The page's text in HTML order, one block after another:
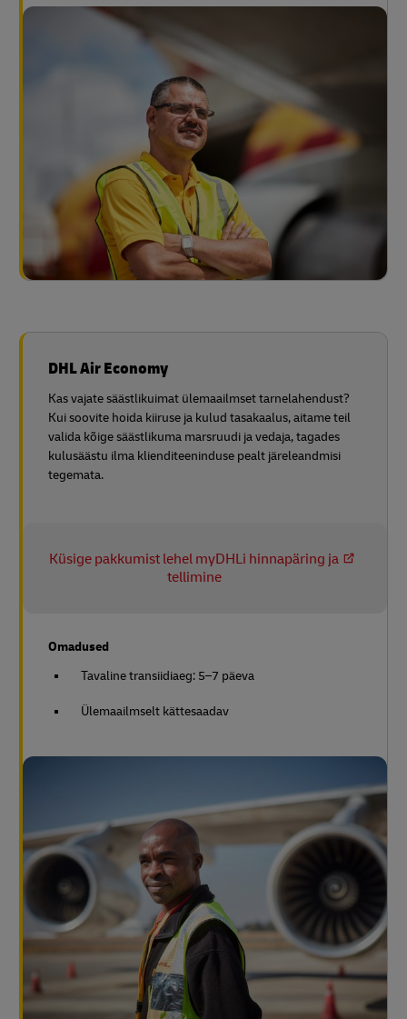
DHL Air Economy
Kas vajate säästlikuimat ülemaailmset tarnelahendust?
Kui soovite hoida kiiruse ja kulud tasakaalus, aitame teil
valida kõige säästlikuma marsruudi ja vedaja, tagades
kulusäästu ilma klienditeeninduse pealt järeleandmisi
tegemata.
Küsige pakkumist lehel myDHLi hinnapäring ja
tellimine
Omadused
Tavaline transiidiaeg: 5–7 päeva
Ülemaailmselt kättesaadav